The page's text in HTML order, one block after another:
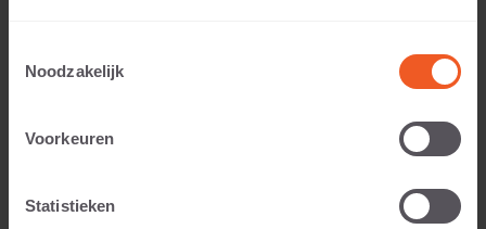
Noodzakelijk
Voorkeuren
Statistieken